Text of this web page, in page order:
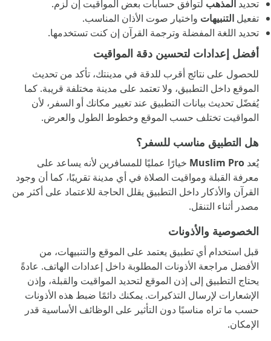
تحديد المذهب لتوافق حسابات بعض المواقيت إن لزم.
تفعيل التنبيهات واختيار صوت الأذان المناسب.
تحديد اللغة المفضلة وترجمة القرآن إن كنت تستخدمها.
أفضل إعدادات لتحسين دقة المواقيت
للحصول على نتائج أقرب للدقة في مدينتك، تأكد من تحديث
الموقع داخل التطبيق، ولا تعتمد على مدينة مختلفة قريبة. كما
يُفضّل تحديث بيانات التطبيق عند تغيير مكانك أو السفر، لأن
المواقيت تختلف حسب الموقع وخطوط الطول والعرض.
هل التطبيق مناسب للسفر؟
يُعد Muslim Pro خيارًا عمليًا للمسافرين لأنه يساعد على
معرفة القبلة ومواقيت الصلاة في أي مدينة تقريبًا، كما أن وجود
القرآن والأذكار داخل التطبيق يقلل الحاجة للاعتماد على أكثر من
مصدر أثناء التنقل.
الخصوصية والأذونات
قبل استخدام أي تطبيق يعتمد على الموقع والتنبيهات، من
الأفضل مراجعة الأذونات المطلوبة داخل إعدادات الهاتف. عادةً
يحتاج التطبيق إلى إذن الموقع لتحديد المواقيت والقبلة، وإذن
الإشعارات لإرسال التذكيرات. يمكنك دائمًا ضبط هذه الأذونات
حسب ما تراه مناسبًا دون التأثير على الوظائف الأساسية قدر
الإمكان.